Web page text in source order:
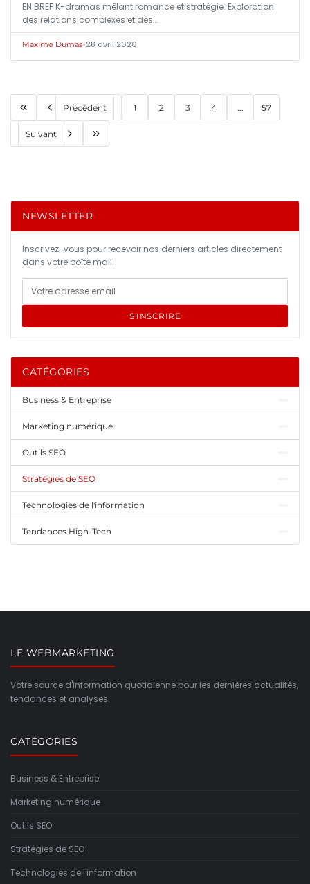
EN BREF K-dramas mêlant romance et stratégie. Exploration
des relations complexes et des…
Maxime Dumas•28 avril 2026
Précédent 1 2 3 4 ... 57
Suivant
NEWSLETTER
Inscrivez-vous pour recevoir nos derniers articles directement
dans votre boîte mail.
S'INSCRIRE
CATÉGORIES
Business & Entreprise
Marketing numérique
Outils SEO
Stratégies de SEO
Technologies de l'information
Tendances High-Tech
LE WEBMARKETING
Votre source d'information quotidienne pour les dernières actualités,
tendances et analyses.
CATÉGORIES
Business & Entreprise
Marketing numérique
Outils SEO
Stratégies de SEO
Technologies de l'information